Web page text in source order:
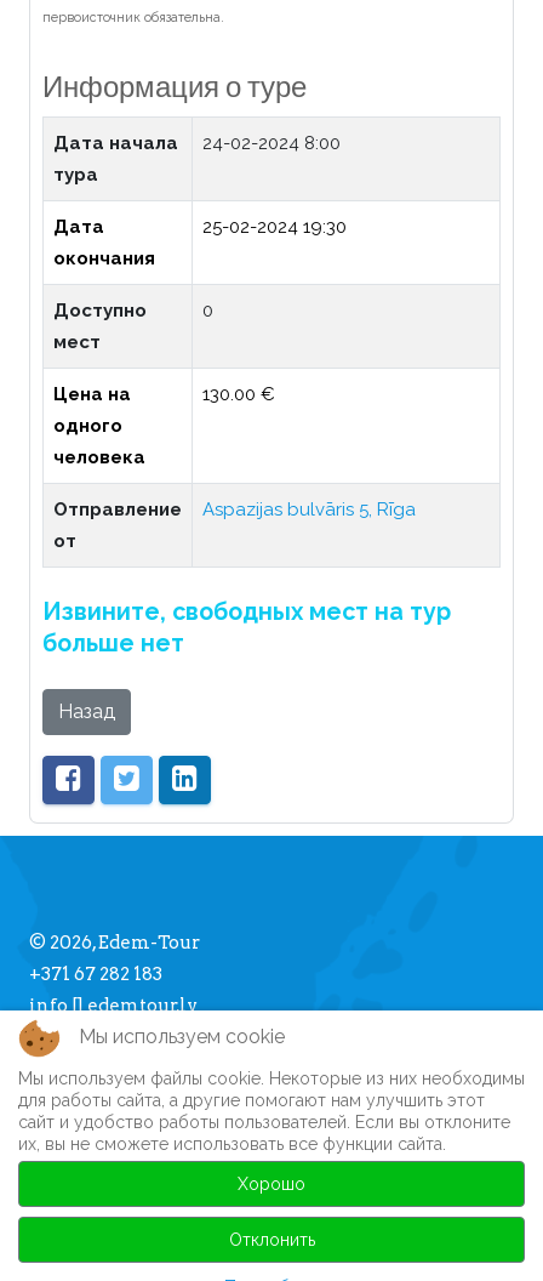
первоисточник обязательна.
Информация о туре
Дата начала
тура
24-02-2024 8:00
Дата
окончания
25-02-2024 19:30
Доступно
мест
0
Цена на
одного
человека
130.00 €
Отправление
от
Aspazijas bulvāris 5, Rīga
Извините, свободных мест на тур
больше нет
Назад
© 2026, Edem-Tour
+371 67 282 183
info [] edemtour.lv
Про Edem-Tour
Памятка туристу
Часто задаваемые вопросы
Автобусные туры
Личный кабинет
Регистрация на сайте
Мы используем cookie
Мы используем файлы cookie. Некоторые из них необходимы
для работы сайта, а другие помогают нам улучшить этот
сайт и удобство работы пользователей. Если вы отклоните
их, вы не сможете использовать все функции сайта.
Хорошо
Отклонить